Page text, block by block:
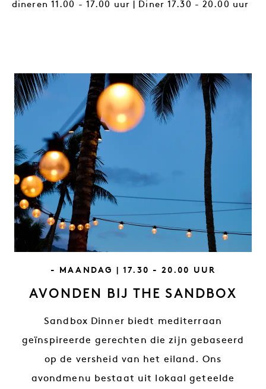
dineren 11.00 - 17.00 uur | Diner 17.30 - 20.00 uur
SLOGAN VRIJDAG
- MAANDAG | 17.30 - 20.00 UUR
AVONDEN BIJ THE SANDBOX
Sandbox Dinner biedt mediterraan
geïnspireerde gerechten die zijn gebaseerd
op de versheid van het eiland. Ons
avondmenu bestaat uit lokaal geteelde